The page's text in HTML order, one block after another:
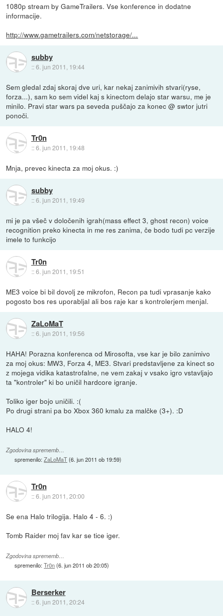
1080p stream by GameTrailers. Vse konference in dodatne
informacije.
http://www.gametrailers.com/netstorage/...
subby
::6. jun 2011, 19:44
Sem gledal zdaj skoraj dve uri, kar nekaj zanimivih stvari(ryse,
forza...), sam ko sem videl kaj s kinectom delajo star warsu, me je
minilo. Pravi star wars pa seveda puščajo za konec @ swtor jutri
ponoči.
Tr0n
::6. jun 2011, 19:48
Mnja, prevec kinecta za moj okus. :)
subby
::6. jun 2011, 19:49
mi je pa všeč v določenih igrah(mass effect 3, ghost recon) voice
recognition preko kinecta in me res zanima, če bodo tudi pc verzije
imele to funkcijo
Tr0n
::6. jun 2011, 19:51
ME3 voice bi bil dovolj ze mikrofon, Recon pa tudi vprasanje kako
pogosto bos res uporabljal ali bos raje kar s kontrolerjem menjal.
ZaLoMaT
::6. jun 2011, 19:56
HAHA! Porazna konferenca od Mirosofta, vse kar je bilo zanimivo
za moj okus: MW3, Forza 4, ME3. Stvari predstavljene za kinect so
z mojega vidika katastrofalne, ne vem zakaj v vsako igro vstavljajo
ta "kontroler" ki bo uničil hardcore igranje.
Toliko iger bojo uničili. :(
Po drugi strani pa bo Xbox 360 kmalu za malčke (3+). :D
HALO 4!
Zgodovina sprememb…
spremenilo:ZaLoMaT(6. jun 2011 ob 19:59)
Tr0n
::6. jun 2011, 20:00
Se ena Halo trilogija. Halo 4 - 6. :)
Tomb Raider moj fav kar se tice iger.
Zgodovina sprememb…
spremenilo:Tr0n(6. jun 2011 ob 20:05)
Berserker
::6. jun 2011, 20:24